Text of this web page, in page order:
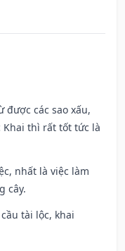
được các sao xấu,
Khai thì rất tốt tức là
nhất là việc làm
cây.
tài lộc, khai